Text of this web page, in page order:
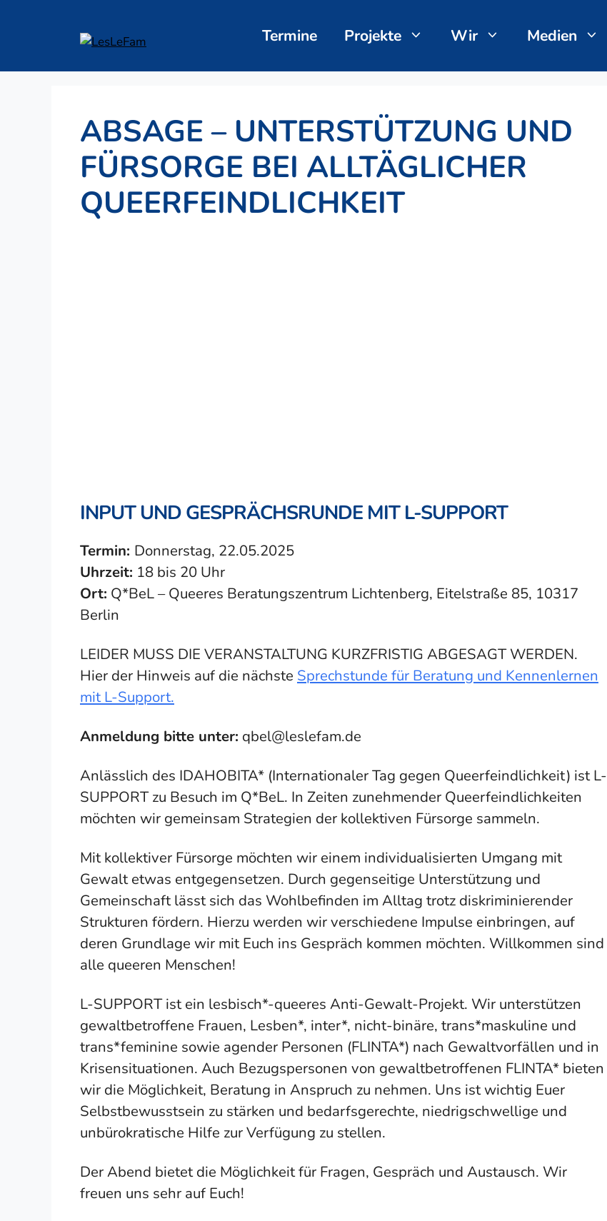
Termine Projekte Wir Medien
ABSAGE – UNTERSTÜTZUNG UND
FÜRSORGE BEI ALLTÄGLICHER
QUEERFEINDLICHKEIT
INPUT UND GESPRÄCHSRUNDE MIT L-SUPPORT
Termin: Donnerstag, 22.05.2025
Uhrzeit: 18 bis 20 Uhr
Ort: Q*BeL – Queeres Beratungszentrum Lichtenberg, Eitelstraße 85, 10317
Berlin
LEIDER MUSS DIE VERANSTALTUNG KURZFRISTIG ABGESAGT WERDEN.
Hier der Hinweis auf die nächste Sprechstunde für Beratung und Kennenlernen
mit L-Support.
Anmeldung bitte unter: qbel@leslefam.de
Anlässlich des IDAHOBITA* (Internationaler Tag gegen Queerfeindlichkeit) ist L-
SUPPORT zu Besuch im Q*BeL. In Zeiten zunehmender Queerfeindlichkeiten
möchten wir gemeinsam Strategien der kollektiven Fürsorge sammeln.
Mit kollektiver Fürsorge möchten wir einem individualisierten Umgang mit
Gewalt etwas entgegensetzen. Durch gegenseitige Unterstützung und
Gemeinschaft lässt sich das Wohlbefinden im Alltag trotz diskriminierender
Strukturen fördern. Hierzu werden wir verschiedene Impulse einbringen, auf
deren Grundlage wir mit Euch ins Gespräch kommen möchten. Willkommen sind
alle queeren Menschen!
L-SUPPORT ist ein lesbisch*-queeres Anti-Gewalt-Projekt. Wir unterstützen
gewaltbetroffene Frauen, Lesben*, inter*, nicht-binäre, trans*maskuline und
trans*feminine sowie agender Personen (FLINTA*) nach Gewaltvorfällen und in
Krisensituationen. Auch Bezugspersonen von gewaltbetroffenen FLINTA* bieten
wir die Möglichkeit, Beratung in Anspruch zu nehmen. Uns ist wichtig Euer
Selbstbewusstsein zu stärken und bedarfsgerechte, niedrigschwellige und
unbürokratische Hilfe zur Verfügung zu stellen.
Der Abend bietet die Möglichkeit für Fragen, Gespräch und Austausch. Wir
freuen uns sehr auf Euch!